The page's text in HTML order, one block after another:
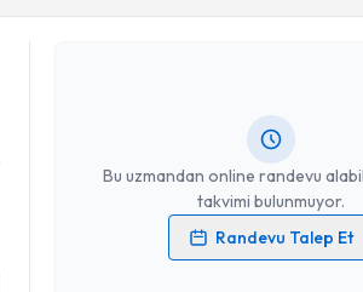
Takvim Talebini
Bu uzmandan online randevu
takvimi bulunmuyor.
Randevu Talep Et
Dt. Can Adalı
Kişisel verilerimin işlenmesine ilişkin